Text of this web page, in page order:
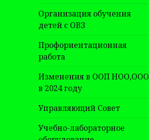
Организация обучения
детей с ОВЗ
Профориентационная
работа
Изменения в ООП НОО,ООО
в 2024 году
Управляющий Совет
Учебно-лабораторное